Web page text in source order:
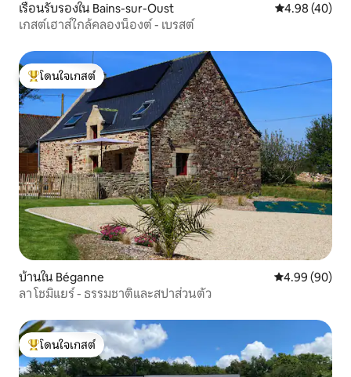
เรือนรับรองใน Bains-sur-Oust คะแนนเฉลี่ย
4.98 (40)
เกสต์เฮาส์ใกล้คลองน็องต์ - เบรสต์
โดนใจเกสต์ที่สุด
โดนใจเกสต์
บ้านใน Béganne คะแนนเฉลี่ย
4.99 (90)
ลา โชมิแยร์ - ธรรมชาติและสปาส่วนตัว
โดนใจเกสต์ที่สุด
โดนใจเกสต์